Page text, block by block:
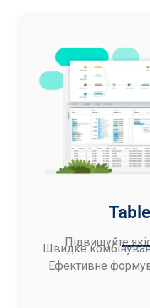
Підвищуйте
Швидке
Ефективне